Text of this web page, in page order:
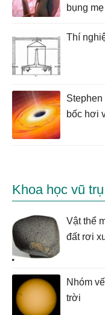
bụng mẹ
Thí
bốc hơi
Khoa học vũ trụ
Vật thể
đất rơi
Nhóm
trời